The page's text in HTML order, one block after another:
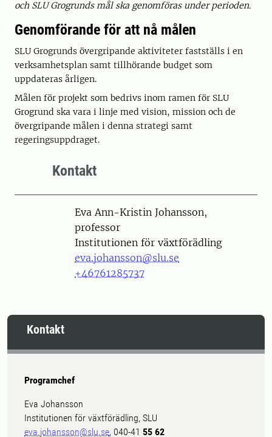
och SLU Grogrunds mål ska genomföras under perioden.
Genomförande för att nå målen
SLU Grogrunds övergripande aktiviteter fastställs i en
verksamhetsplan samt tillhörande budget som
uppdateras årligen.
Målen för projekt som bedrivs inom ramen för SLU
Grogrund ska vara i linje med vision, mission och de
övergripande målen i denna strategi samt
regeringsuppdraget.
Kontakt
PersonEva Ann-Kristin Johansson,
professor
Institutionen för växtförädling
eva.johansson@slu.se
+46761285737
Kontakt
Programchef
Eva Johansson
Institutionen för växtförädling, SLU
eva.johansson@slu.se, 040-41 55 62